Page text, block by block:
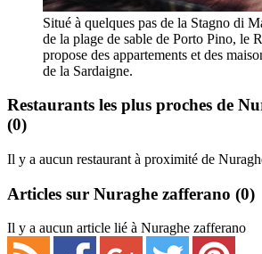
Situé à quelques pas de la Stagno di
de la plage de sable de Porto Pino, le
propose des appartements et des
de la Sardaigne.
Restaurants les plus proches de
(0)
Il y a aucun restaurant à proximité de
Articles sur Nuraghe zafferano (0)
Il y a aucun article lié à Nuraghe zafferano